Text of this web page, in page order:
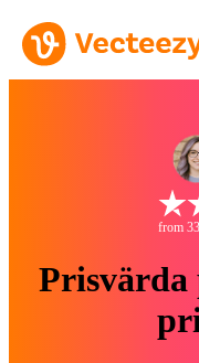
from
Prisvärda